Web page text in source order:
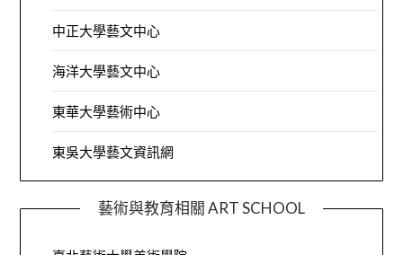
中正大學藝文中心
海洋大學藝文中心
東華大學藝術中心
東吳大學藝文資訊網
藝術與教育相關 ART SCHOOL